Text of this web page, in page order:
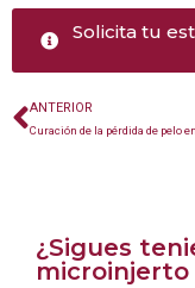
Solicita tu
ANTERIOR
¿Sigues
microinjerto